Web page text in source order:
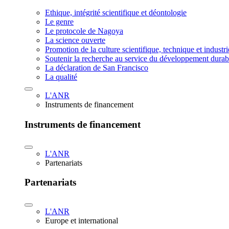
Ethique, intégrité scientifique et déontologie
Le genre
Le protocole de Nagoya
La science ouverte
Promotion de la culture scientifique, technique et
Soutenir la recherche au service du développement
La déclaration de San Francisco
La qualité
L'ANR
Instruments de financement
Instruments de financement
L'ANR
Partenariats
Partenariats
L'ANR
Europe et international